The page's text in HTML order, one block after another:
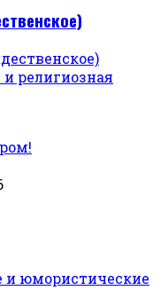
религиозная
и юмористические